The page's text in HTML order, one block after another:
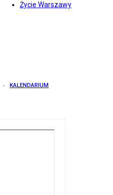
Życie Warszawy
KALENDARIUM